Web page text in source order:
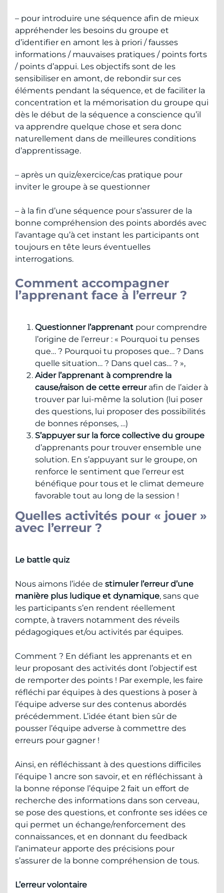
– pour introduire une séquence afin de mieux
appréhender les besoins du groupe et
d’identifier en amont les à priori / fausses
informations / mauvaises pratiques / points forts
/ points d’appui. Les objectifs sont de les
sensibiliser en amont, de rebondir sur ces
éléments pendant la séquence, et de faciliter la
concentration et la mémorisation du groupe qui
dès le début de la séquence a conscience qu’il
va apprendre quelque chose et sera donc
naturellement dans de meilleures conditions
d’apprentissage.
– après un quiz/exercice/cas pratique pour
inviter le groupe à se questionner
– à la fin d’une séquence pour s’assurer de la
bonne compréhension des points abordés avec
l’avantage qu’à cet instant les participants ont
toujours en tête leurs éventuelles
interrogations.
Comment accompagner
l’apprenant face à l’erreur ?
Questionner l’apprenant pour comprendre
l’origine de l’erreur : « Pourquoi tu penses
que… ? Pourquoi tu proposes que… ? Dans
quelle situation… ? Dans quel cas… ? »,
Aider l’apprenant à comprendre la
cause/raison de cette erreurafin de l’aider à
trouver par lui-même la solution (lui poser
des questions, lui proposer des possibilités
de bonnes réponses, …)
S’appuyer sur la force collective du groupe
d’apprenants pour trouver ensemble une
solution. En s’appuyant sur le groupe, on
renforce le sentiment que l’erreur est
bénéfique pour tous et le climat demeure
favorable tout au long de la session !
Quelles activités pour « jouer »
avec l’erreur ?
Le battle quiz
Nous aimons l’idée de stimuler l’erreur d’une
manière plus ludique et dynamique, sans que
les participants s’en rendent réellement
compte, à travers notamment des réveils
pédagogiques et/ou activités par équipes.
Comment ? En défiant les apprenants et en
leur proposant des activités dont l’objectif est
de remporter des points ! Par exemple, les faire
réfléchi par équipes à des questions à poser à
l’équipe adverse sur des contenus abordés
précédemment. L’idée étant bien sûr de
pousser l’équipe adverse à commettre des
erreurs pour gagner !
Ainsi, en réfléchissant à des questions difficiles
l’équipe 1 ancre son savoir, et en réfléchissant à
la bonne réponse l’équipe 2 fait un effort de
recherche des informations dans son cerveau,
se pose des questions, et confronte ses idées ce
qui permet un échange/renforcement des
connaissances, et en donnant du feedback
l’animateur apporte des précisions pour
s’assurer de la bonne compréhension de tous.
L’erreur volontaire